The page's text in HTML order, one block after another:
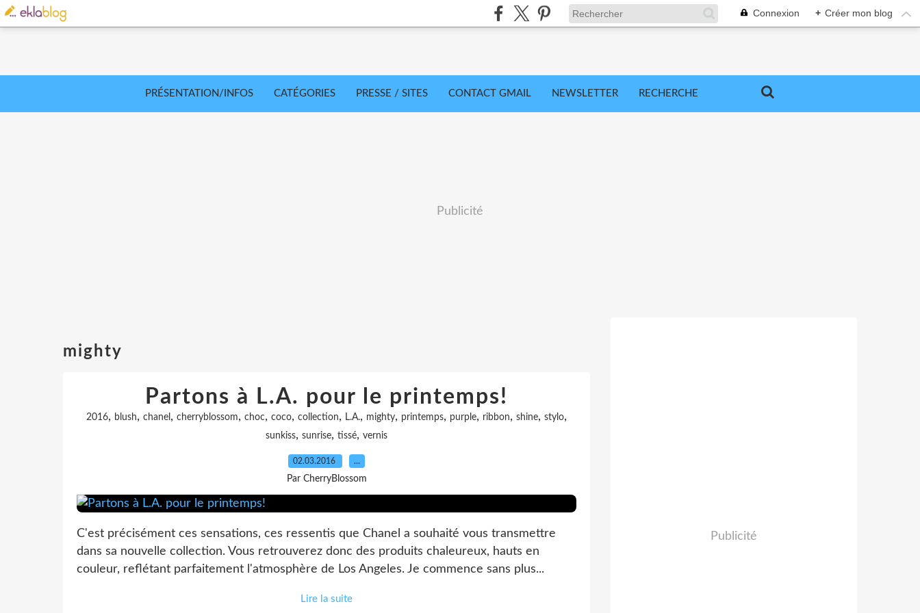
Connexion + Créer mon blog
PRÉSENTATION/INFOS CATÉGORIES PRESSE / SITES CONTACT GMAIL NEWSLETTER RECHERCHE
Publicité
mighty
Partons à L.A. pour le printemps!
2016, blush, chanel , cherryblossom, choc, coco, collection, L.A., mighty, printemps, purple, ribbon, shine, stylo,
sunkiss, sunrise, tissé, vernis
02.03.2016 …
Par CherryBlossom
C'est précisément ces sensations, ces ressentis que Chanel a souhaité vous transmettre
dans sa nouvelle collection. Vous retrouverez donc des produits chaleureux, hauts en
couleur, reflétant parfaitement l'atmosphère de Los Angeles. Je commence sans plus...
Lire la suite
Publicité